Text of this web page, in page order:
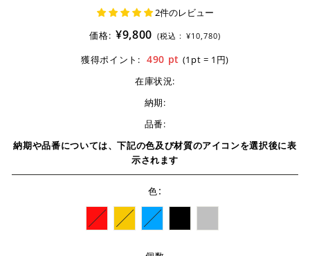
2件のレビュー
価格: ¥9,800 (税込 : ¥10,780)
獲得ポイント: 490 pt (1pt = 1円)
在庫状況:
納期:
品番:
納期や品番については、下記の色及び材質のアイコンを選択後に表
示されます
色: